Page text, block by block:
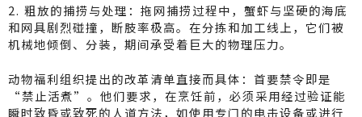
2. 粗放的捕捞与处理：拖网捕捞过程中，蟹虾与坚硬的海底
和网具剧烈碰撞，断肢率极高。在分拣和加工线上，它们被
机械地倾倒、分装，期间承受着巨大的物理压力。
动物福利组织提出的改革清单直接而具体：首要禁令即是
“禁止活煮”。他们要求，在烹饪前，必须采用经过验证能
瞬时致昏或致死的人道方法，如使用专门的电击设备或进行